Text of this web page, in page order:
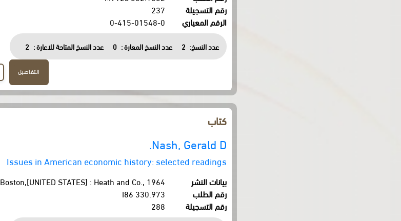
رقم التسجيلة
237
الرقم المعياري
0-415-01548-0
عدد النسخ: 2 عدد النسخ المعارة : 0 عدد النسخ المتاحة للاعارة : 2
التفاصيل
كتاب
Nash, Gerald D.
Issues in American economic history: selected readings
بيانات النشر
Boston,[UNITED STATES] : Heath and Co., 1964.
رقم الطلب
330.973 I86
رقم التسجيلة
288